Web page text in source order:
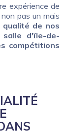
expérience de
pas un mais
qualité de nos
d'ïle-de-
compétitions